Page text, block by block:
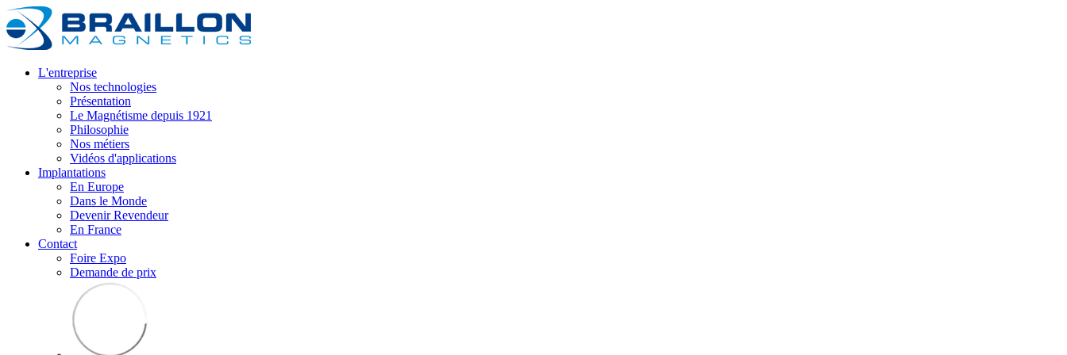
L'entreprise
Nos technologies
Présentation
Le Magnétisme depuis 1921
Philosophie
Nos métiers
Vidéos d'applications
Implantations
En Europe
Dans le Monde
Devenir Revendeur
En France
Contact
Foire Expo
Demande de prix